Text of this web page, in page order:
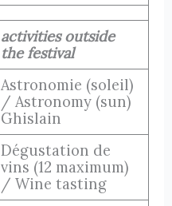
activities outside
the festival
Astronomie (soleil)
/ Astronomy (sun)
Ghislain
Dégustation de
vins (12 maximum)
/ Wine tasting